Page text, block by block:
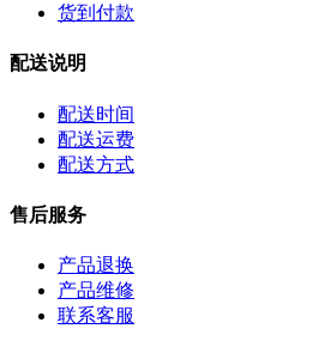
货到付款
配送说明
配送时间
配送运费
配送方式
售后服务
产品退换
产品维修
联系客服